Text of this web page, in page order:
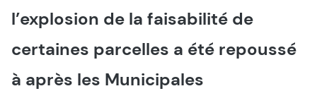
l’explosion de la faisabilité de
certaines parcelles a été repoussé
à après les Municipales